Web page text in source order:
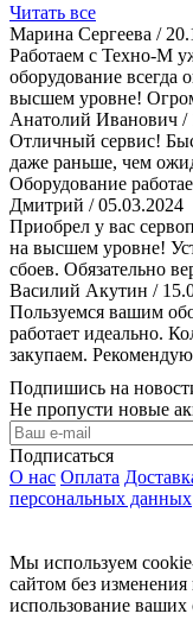
Читать все
Марина Сергеева /
Работаем с Техно-М
оборудование всегда
высшем уровне!
Анатолий Иванович /
Отличный сервис!
даже раньше, чем
Оборудование
Дмитрий / 05.03.2024
Приобрел у вас
на высшем уровне!
сбоев. Обязательно
Василий Акутин /
Пользуемся вашим
работает идеально.
закупаем.
Подпишись на
Не пропусти новые
Подписаться
О нас Оплата
персональных данных
Мы используем
сайтом без изменения
использование